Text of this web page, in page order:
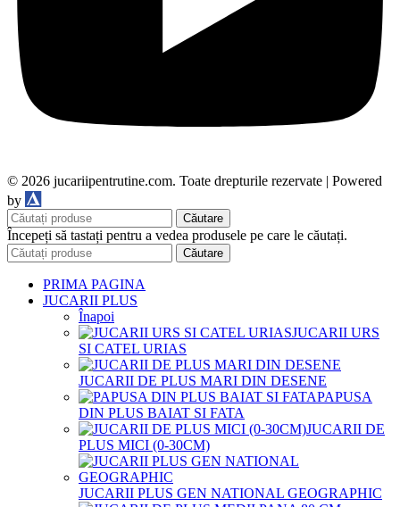
© 2026 jucariipentrutine.com. Toate drepturile rezervate | Powered
by
Căutare
Începeți să tastați pentru a vedea produsele pe care le căutați.
Căutare
PRIMA PAGINA
JUCARII PLUS
Înapoi
JUCARII URS
SI CATEL URIAS
JUCARII DE PLUS MARI DIN DESENE
PAPUSA
DIN PLUS BAIAT SI FATA
JUCARII DE
PLUS MICI (0-30CM)
JUCARII PLUS GEN NATIONAL GEOGRAPHIC